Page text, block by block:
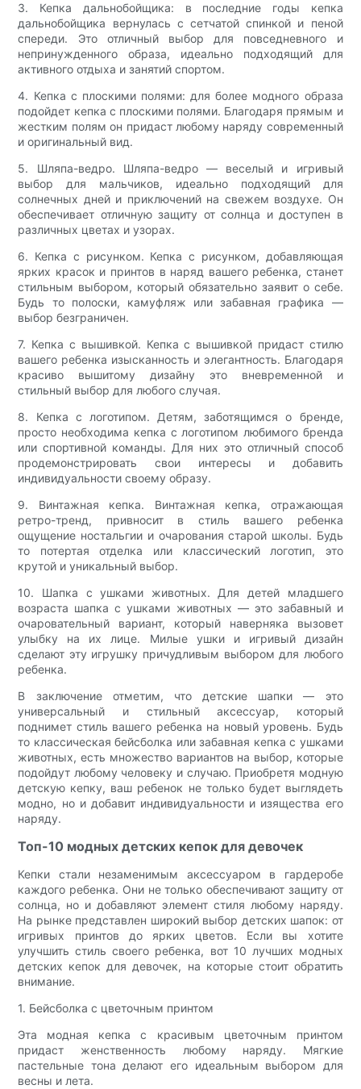
3. Кепка дальнобойщика: в последние годы кепка
дальнобойщика вернулась с сетчатой ​​спинкой и пеной
спереди. Это отличный выбор для повседневного и
непринужденного образа, идеально подходящий для
активного отдыха и занятий спортом.
4. Кепка с плоскими полями: для более модного образа
подойдет кепка с плоскими полями. Благодаря прямым и
жестким полям он придаст любому наряду современный
и оригинальный вид.
5. Шляпа-ведро. Шляпа-ведро — веселый и игривый
выбор для мальчиков, идеально подходящий для
солнечных дней и приключений на свежем воздухе. Он
обеспечивает отличную защиту от солнца и доступен в
различных цветах и ​​узорах.
6. Кепка с рисунком. Кепка с рисунком, добавляющая
ярких красок и принтов в наряд вашего ребенка, станет
стильным выбором, который обязательно заявит о себе.
Будь то полоски, камуфляж или забавная графика —
выбор безграничен.
7. Кепка с вышивкой. Кепка с вышивкой придаст стилю
вашего ребенка изысканность и элегантность. Благодаря
красиво вышитому дизайну это вневременной и
стильный выбор для любого случая.
8. Кепка с логотипом. Детям, заботящимся о бренде,
просто необходима кепка с логотипом любимого бренда
или спортивной команды. Для них это отличный способ
продемонстрировать свои интересы и добавить
индивидуальности своему образу.
9. Винтажная кепка. Винтажная кепка, отражающая
ретро-тренд, привносит в стиль вашего ребенка
ощущение ностальгии и очарования старой школы. Будь
то потертая отделка или классический логотип, это
крутой и уникальный выбор.
10. Шапка с ушками животных. Для детей младшего
возраста шапка с ушками животных — это забавный и
очаровательный вариант, который наверняка вызовет
улыбку на их лице. Милые ушки и игривый дизайн
сделают эту игрушку причудливым выбором для любого
ребенка.
В заключение отметим, что детские шапки — это
универсальный и стильный аксессуар, который
поднимет стиль вашего ребенка на новый уровень. Будь
то классическая бейсболка или забавная кепка с ушками
животных, есть множество вариантов на выбор, которые
подойдут любому человеку и случаю. Приобретя модную
детскую кепку, ваш ребенок не только будет выглядеть
модно, но и добавит индивидуальности и изящества его
наряду.
Топ-10 модных детских кепок для девочек
Кепки стали незаменимым аксессуаром в гардеробе
каждого ребенка. Они не только обеспечивают защиту от
солнца, но и добавляют элемент стиля любому наряду.
На рынке представлен широкий выбор детских шапок: от
игривых принтов до ярких цветов. Если вы хотите
улучшить стиль своего ребенка, вот 10 лучших модных
детских кепок для девочек, на которые стоит обратить
внимание.
1. Бейсболка с цветочным принтом
Эта модная кепка с красивым цветочным принтом
придаст женственность любому наряду. Мягкие
пастельные тона делают его идеальным выбором для
весны и лета.